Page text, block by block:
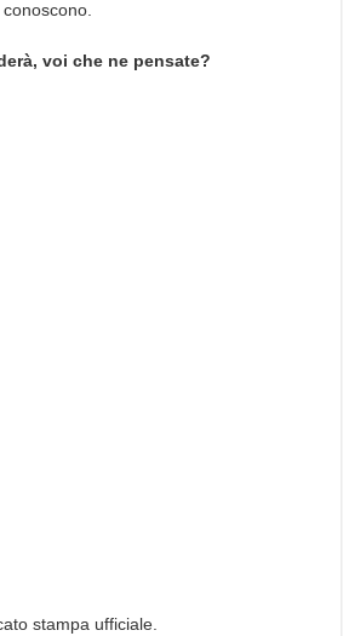
voi che ne pensate?
stampa ufficiale.